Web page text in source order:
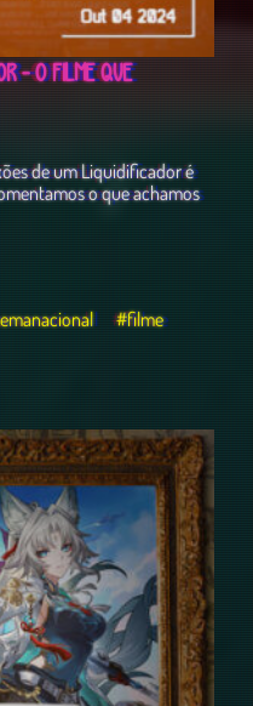
- O FILME QUE
de um Liquidificador é
o que achamos
#filme